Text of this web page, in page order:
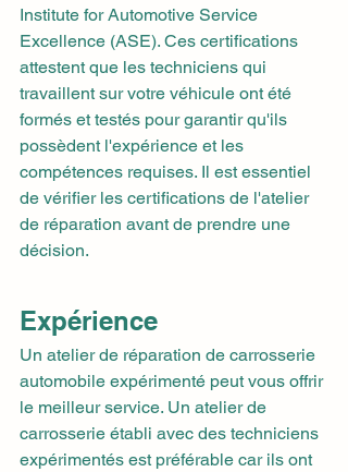
Institute for Automotive Service
Excellence (ASE). Ces certifications
attestent que les techniciens qui
travaillent sur votre véhicule ont été
formés et testés pour garantir qu'ils
possèdent l'expérience et les
compétences requises. Il est essentiel
de vérifier les certifications de l'atelier
de réparation avant de prendre une
décision.
Expérience
Un atelier de réparation de carrosserie
automobile expérimenté peut vous offrir
le meilleur service. Un atelier de
carrosserie établi avec des techniciens
expérimentés est préférable car ils ont